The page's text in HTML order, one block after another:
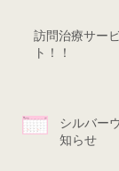
訪問治療サー
ト！！
シルバー
知らせ